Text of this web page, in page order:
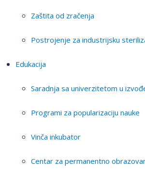
Zaštita od zračenja
Postrojenje za industrijsku
Edukacija
Saradnja sa univerzitetom u
Programi za popularizaciju nauke
Vinča inkubator
Centar za permanentno